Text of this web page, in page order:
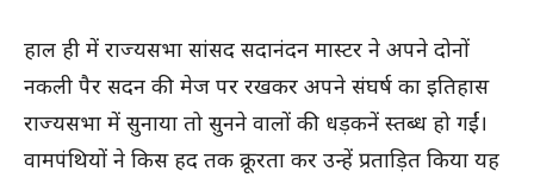
हाल ही में राज्यसभा सांसद सदानंदन मास्टर ने अपने दोनों
नकली पैर सदन की मेज पर रखकर अपने संघर्ष का इतिहास
राज्यसभा में सुनाया तो सुनने वालों की धड़कनें स्तब्ध हो गईं।
वामपंथियों ने किस हद तक क्रूरता कर उन्हें प्रताड़ित किया यह